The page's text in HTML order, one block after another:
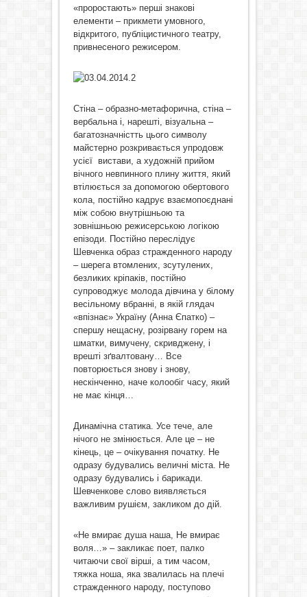
«проростають» перші знакові
елементи – прикмети умовного,
відкритого, публіцистичного театру,
привнесеного режисером.
Стіна – образно-метафорична, стіна –
вербальна і, нарешті, візуальна –
багатозначністть цього символу
майстерно розкривається упродовж
усієї вистави, а художній прийом
вічного невпинного плину життя, який
втілюється за допомогою обертового
кола, постійно кадрує взаємопоєднані
між собою внутрішньою та
зовнішньою режисерською логікою
епізоди. Постійно переслідує
Шевченка образ стражденного народу
– шерега втомлених, зсутулених,
безликих кріпаків, постійно
супроводжує молода дівчина у білому
весільному вбранні, в якій глядач
«впізнає» Україну (Анна Єпатко) –
спершу нещасну, розірвану горем на
шматки, вимучену, скривджену, і
врешті зґвалтовану… Все
повторюється знову і знову,
нескінченно, наче колообіг часу, який
не має кінця…
Динамічна статика. Усе тече, але
нічого не змінюється. Але це – не
кінець, це – очікування початку. Не
одразу будувались величні міста. Не
одразу будувались і барикади.
Шевченкове слово виявляється
важливим рушієм, закликом до дій.
«Не вмирає душа наша, Не вмирає
воля…» – закликає поет, палко
читаючи свої вірші, а тим часом,
тяжка ноша, яка звалилась на плечі
стражденного народу, поступово